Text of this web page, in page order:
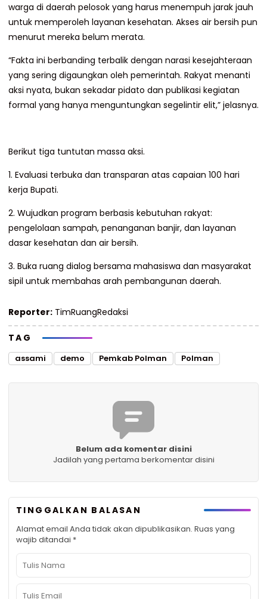
warga di daerah pelosok yang harus menempuh jarak jauh
untuk memperoleh layanan kesehatan. Akses air bersih pun
menurut mereka belum merata.
“Fakta ini berbanding terbalik dengan narasi kesejahteraan
yang sering digaungkan oleh pemerintah. Rakyat menanti
aksi nyata, bukan sekadar pidato dan publikasi kegiatan
formal yang hanya menguntungkan segelintir elit,” jelasnya.
Berikut tiga tuntutan massa aksi.
1. Evaluasi terbuka dan transparan atas capaian 100 hari
kerja Bupati.
2. Wujudkan program berbasis kebutuhan rakyat:
pengelolaan sampah, penanganan banjir, dan layanan
dasar kesehatan dan air bersih.
3. Buka ruang dialog bersama mahasiswa dan masyarakat
sipil untuk membahas arah pembangunan daerah.
Reporter: TimRuangRedaksi
TAG
assami demo Pemkab Polman Polman
Belum ada komentar disini
Jadilah yang pertama berkomentar disini
TINGGALKAN BALASAN
Alamat email Anda tidak akan dipublikasikan. Ruas yang
wajib ditandai *